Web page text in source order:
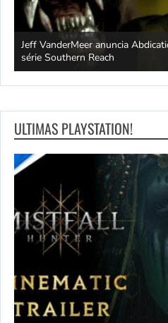
Jeff VanderMeer anuncia
série Southern Reach
ULTIMAS PLAYSTATION!